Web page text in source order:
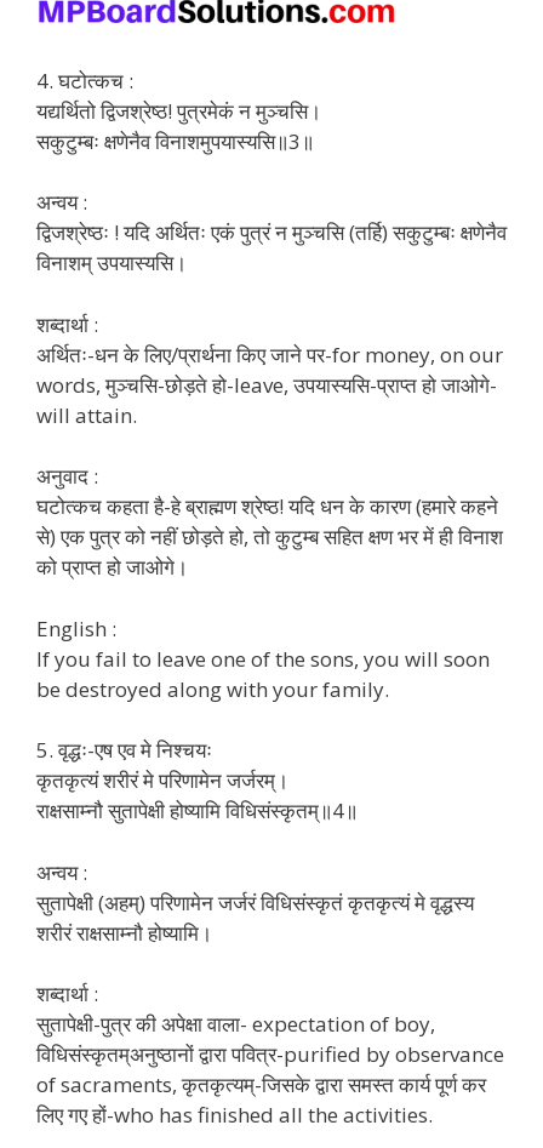
4. घटोत्कच :
यद्यर्थितो द्विजश्रेष्ठ! पुत्रमेकं न मुञ्चसि।
सकुटुम्बः क्षणेनैव विनाशमुपयास्यसि॥3॥
अन्वय :
द्विजश्रेष्ठः ! यदि अर्थितः एकं पुत्रं न मुञ्चसि (तर्हि) सकुटुम्बः क्षणेनैव
विनाशम् उपयास्यसि।
शब्दार्था :
अर्थितः-धन के लिए/प्रार्थना किए जाने पर-for money, on our
words, मुञ्चसि-छोड़ते हो-leave, उपयास्यसि-प्राप्त हो जाओगे-
will attain.
अनुवाद :
घटोत्कच कहता है-हे ब्राह्मण श्रेष्ठ! यदि धन के कारण (हमारे कहने
से) एक पुत्र को नहीं छोड़ते हो, तो कुटुम्ब सहित क्षण भर में ही विनाश
को प्राप्त हो जाओगे।
English :
If you fail to leave one of the sons, you will soon
be destroyed along with your family.
5. वृद्धः-एष एव मे निश्चयः
कृतकृत्यं शरीरं मे परिणामेन जर्जरम्।
राक्षसाम्नौ सुतापेक्षी होष्यामि विधिसंस्कृतम्॥4॥
अन्वय :
सुतापेक्षी (अहम्) परिणामेन जर्जरं विधिसंस्कृतं कृतकृत्यं मे वृद्धस्य
शरीरं राक्षसाम्नौ होष्यामि।
शब्दार्था :
सुतापेक्षी-पुत्र की अपेक्षा वाला- expectation of boy,
विधिसंस्कृतम्अनुष्ठानों द्वारा पवित्र-purified by observance
of sacraments, कृतकृत्यम्-जिसके द्वारा समस्त कार्य पूर्ण कर
लिए गए हों-who has finished all the activities.